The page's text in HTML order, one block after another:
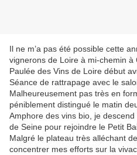
Il ne m’a pas été possible cette
vignerons de Loire à mi-chemin à
Paulée des Vins de Loire début
Séance de rattrapage avec le
Malheureusement pas très en
péniblement distingué le matin
Amphore des vins bio, je
de Seine pour rejoindre le Petit
Malgré le plateau très alléchant
concentrer mes efforts sur la